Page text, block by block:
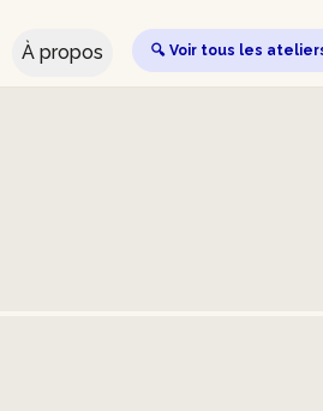
À propos 🔍 Voir tous les